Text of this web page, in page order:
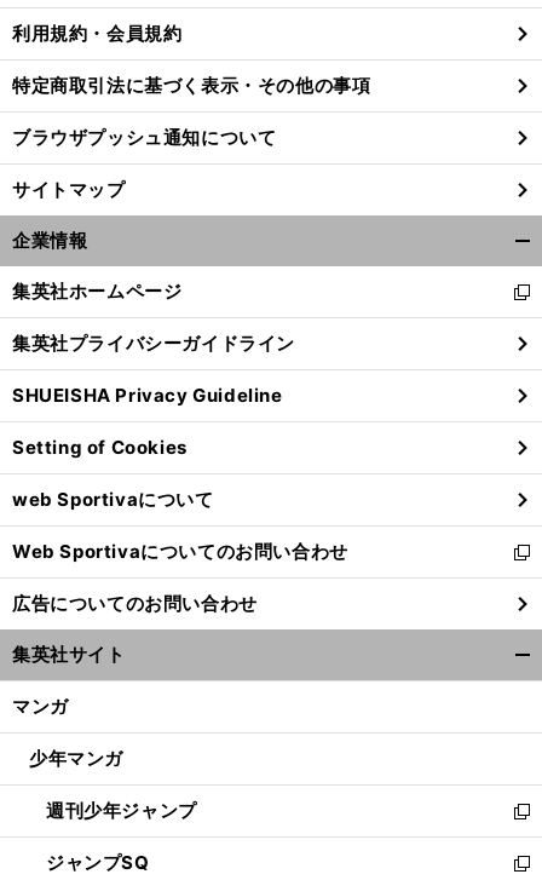
利用規約・会員規約
特定商取引法に基づく表示・その他の事項
ブラウザプッシュ通知について
サイトマップ
企業情報
閉
る
集英社ホームページ
新
し
い
ウ
ィ
ン
ド
ウ
で
開
く
集英社プライバシーガイドライン
SHUEISHA Privacy Guideline
Setting of Cookies
web Sportivaについて
Web Sportivaについてのお問い合わせ
新
し
い
ウ
ィ
ン
ウ
開
く
広告についてのお問い合わせ
集英社サイト
マンガ
少年マンガ
週刊少年ジャンプ
新
し
い
ジャンプSQ
新